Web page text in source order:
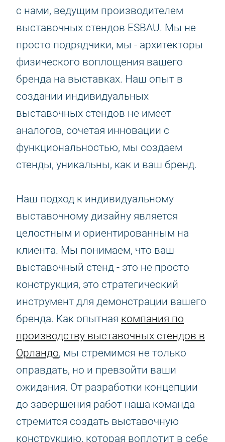
с нами, ведущим производителем
выставочных стендов ESBAU. Мы не
просто подрядчики, мы - архитекторы
физического воплощения вашего
бренда на выставках. Наш опыт в
создании индивидуальных
выставочных стендов не имеет
аналогов, сочетая инновации с
функциональностью, мы создаем
стенды, уникальны, как и ваш бренд.
Наш подход к индивидуальному
выставочному дизайну является
целостным и ориентированным на
клиента. Мы понимаем, что ваш
выставочный стенд - это не просто
конструкция, это стратегический
инструмент для демонстрации вашего
бренда. Как опытная компания по
производству выставочных стендов в
Орландо, мы стремимся не только
оправдать, но и превзойти ваши
ожидания. От разработки концепции
до завершения работ наша команда
стремится создать выставочную
конструкцию, которая воплотит в себе